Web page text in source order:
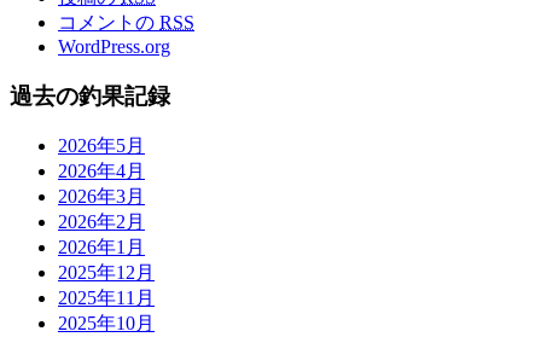
コメントの RSS
WordPress.org
過去の釣果記録
2026年5月
2026年4月
2026年3月
2026年2月
2026年1月
2025年12月
2025年11月
2025年10月